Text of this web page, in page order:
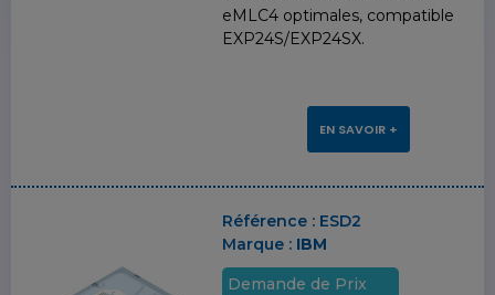
eMLC4 optimales, compatible
EXP24S/EXP24SX.
EN SAVOIR +
Référence : ESD2
Marque : IBM
Demande de Prix